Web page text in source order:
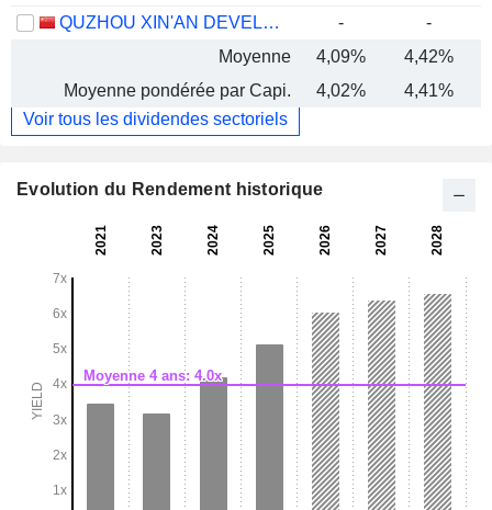
QUZHOU XIN'AN DEVELOPMENT CO., LTD.
-
-
Moyenne
4,09% 4,42%
Moyenne pondérée par Capi.
4,02% 4,41%
Voir tous les dividendes sectoriels
Evolution du Rendement historique